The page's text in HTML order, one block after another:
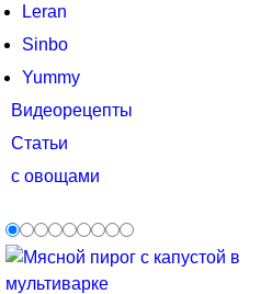
Leran
Sinbo
Yummy
Видеорецепты
Статьи
с овощами